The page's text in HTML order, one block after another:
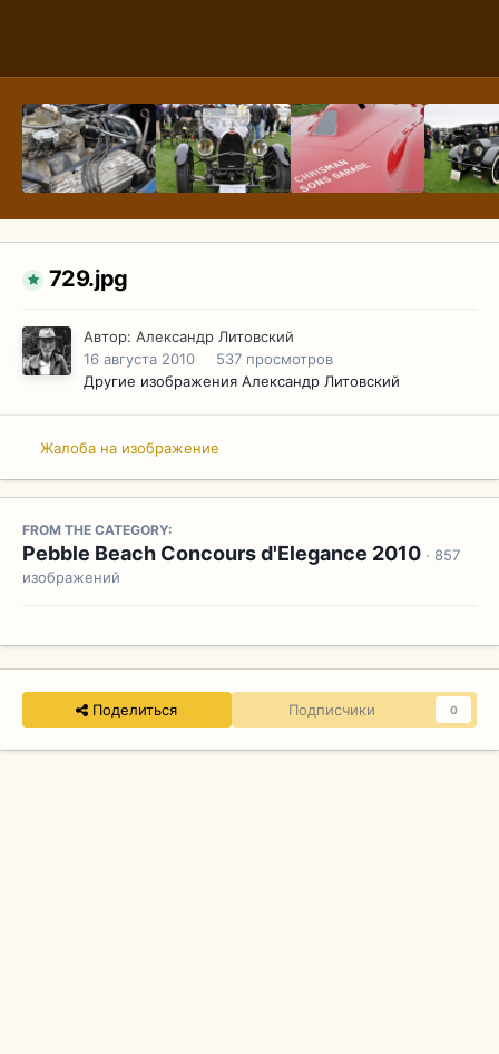
729.jpg
Автор: Александр Литовский
16 августа 2010
537 просмотров
Другие изображения Александр Литовский
Жалоба на изображение
FROM THE CATEGORY:
Pebble Beach Concours d'Elegance 2010 · 857
изображений
Поделиться Подписчики 0